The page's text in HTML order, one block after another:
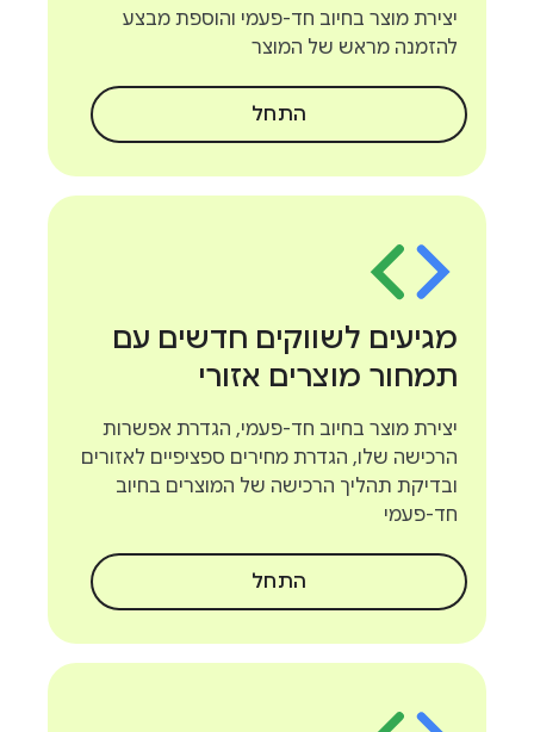
יצירת מוצר בחיוב חד-פעמי והוספת מבצע
להזמנה מראש של המוצר
התחל
מגיעים לשווקים חדשים עם
תמחור מוצרים אזורי
יצירת מוצר בחיוב חד-פעמי, הגדרת אפשרות
הרכישה שלו, הגדרת מחירים ספציפיים לאזורים
ובדיקת תהליך הרכישה של המוצרים בחיוב
חד-פעמי
התחל